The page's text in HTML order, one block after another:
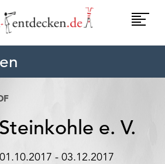
e. V.
01.10.2017 - 03.12.2017